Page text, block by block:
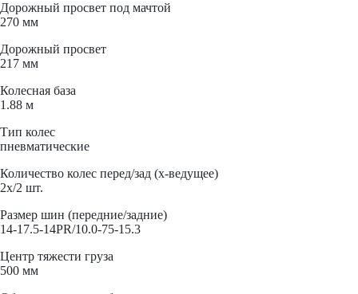
Дорожный просвет под мачтой
270 мм
Дорожный просвет
217 мм
Колесная база
1.88 м
Тип колес
пневматические
Количество колес перед/зад (x-ведущее)
2x/2 шт.
Размер шин (передние/задние)
14-17.5-14PR/10.0-75-15.3
Центр тяжести груза
500 мм